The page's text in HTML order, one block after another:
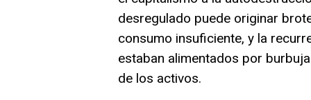
desregulado puede originar
consumo insuficiente, y la
estaban alimentados por
de los activos.